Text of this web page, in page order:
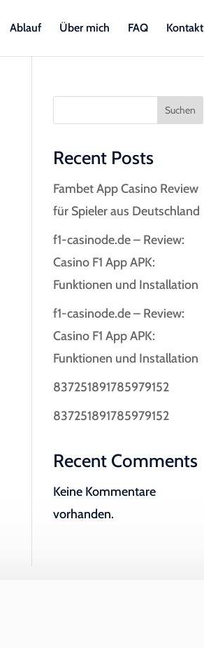
Ablauf Über mich FAQ Kontakt
Suchen
Recent Posts
Fambet App Casino Review
für Spieler aus Deutschland
f1-casinode.de – Review:
Casino F1 App APK:
Funktionen und Installation
f1-casinode.de – Review:
Casino F1 App APK:
Funktionen und Installation
837251891785979152
837251891785979152
Recent Comments
Keine Kommentare
vorhanden.